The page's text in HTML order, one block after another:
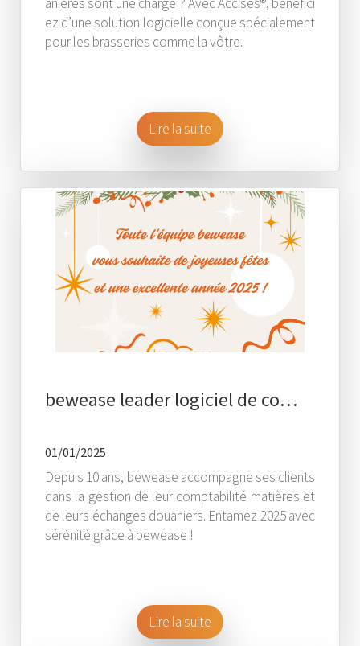
ez d’une solution logicielle conçue spécialement
pour les brasseries comme la vôtre.
Lire la suite
bewease leader logiciel de co…
01/01/2025
Depuis 10 ans, bewease accompagne ses clients
dans la gestion de leur comptabilité matières et
de leurs échanges douaniers. Entamez 2025 avec
sérénité grâce à bewease !
Lire la suite